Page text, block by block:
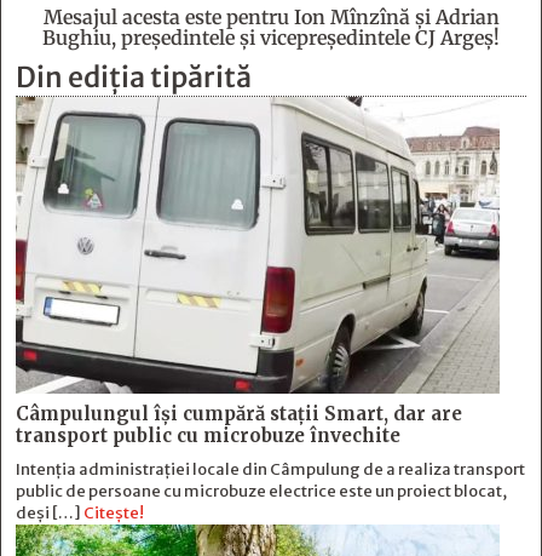
Mesajul acesta este pentru Ion Mînzînă şi Adrian
Bughiu, preşedintele şi vicepreşedintele CJ Argeş!
Din ediția tipărită
Câmpulungul îşi cumpără staţii Smart, dar are
transport public cu microbuze învechite
Intenția administrației locale din Câmpulung de a realiza transport
public de persoane cu microbuze electrice este un proiect blocat,
deși […] Citește!